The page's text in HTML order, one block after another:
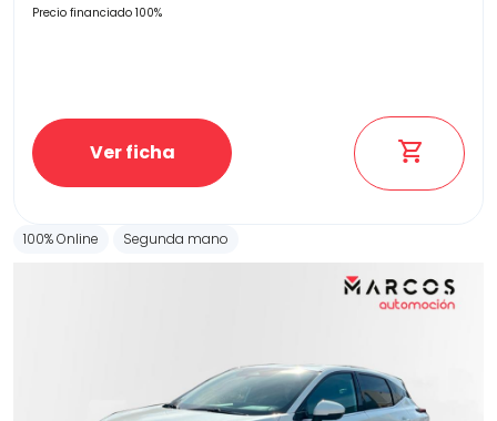
Precio financiado 100%
Ver ficha
100% Online Segunda mano